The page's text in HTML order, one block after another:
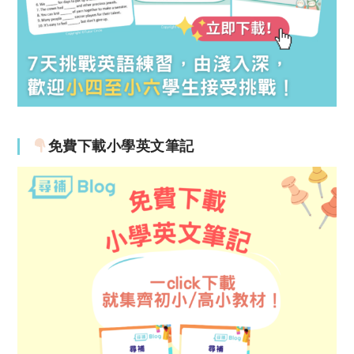
免費下載小學英文筆記